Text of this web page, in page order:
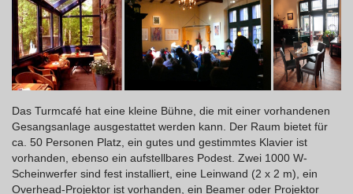
Das Turmcafé hat eine kleine Bühne, die mit einer vorhandenen
Gesangsanlage ausgestattet werden kann. Der Raum bietet für
ca. 50 Personen Platz, ein gutes und gestimmtes Klavier ist
vorhanden, ebenso ein aufstellbares Podest. Zwei 1000 W-
Scheinwerfer sind fest installiert, eine Leinwand (2 x 2 m), ein
Overhead-Projektor ist vorhanden, ein Beamer oder Projektor